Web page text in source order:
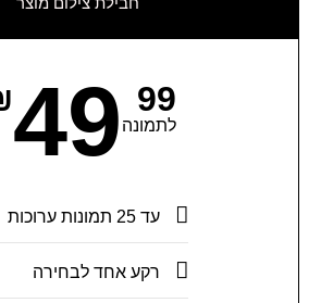
49 99
לתמונה
עד 25 תמונות ערוכות
רקע אחד לבחירה